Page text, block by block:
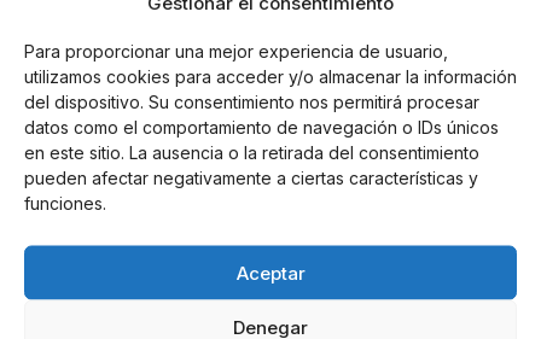
Para proporcionar una mejor experiencia de usuario,
utilizamos cookies para acceder y/o almacenar la información
del dispositivo. Su consentimiento nos permitirá procesar
datos como el comportamiento de navegación o IDs únicos
en este sitio. La ausencia o la retirada del consentimiento
pueden afectar negativamente a ciertas características y
funciones.
Aceptar
Denegar
comprende los municipios de Torrelodones y Hoyo de
Manzanares.
También se mantienen siete días más las limitaciones
de entrada y salida en las siguientes localidades que no
coinciden con una zona básica de salud: Fuente el
Saz, San Agustín de Guadalix, El Molar, Pedrezuela,
La Cabrera, Arroyomolinos, Talamanca del Jarama,
Sierra, Cadalso de los Vidrios, Campo Real, Titulcia,
Velilla de San Antonio, Ciempozuelos, Navalcarnero,
Algete, Mejorada del Campo y Villarejo de Salvanés.